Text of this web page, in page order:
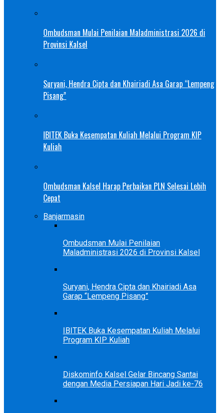
Ombudsman Mulai Penilaian Maladministrasi 2026 di
Provinsi Kalsel
Suryani, Hendra Cipta dan Khairiadi Asa Garap “Lempeng
Pisang”
IBITEK Buka Kesempatan Kuliah Melalui Program KIP
Kuliah
Ombudsman Kalsel Harap Perbaikan PLN Selesai Lebih
Cepat
Banjarmasin
Ombudsman Mulai Penilaian
Maladministrasi 2026 di Provinsi Kalsel
Suryani, Hendra Cipta dan Khairiadi Asa
Garap “Lempeng Pisang”
IBITEK Buka Kesempatan Kuliah Melalui
Program KIP Kuliah
Diskominfo Kalsel Gelar Bincang Santai
dengan Media Persiapan Hari Jadi ke-76